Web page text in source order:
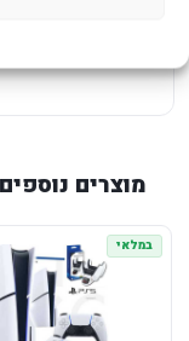
מוצרים
במלאי